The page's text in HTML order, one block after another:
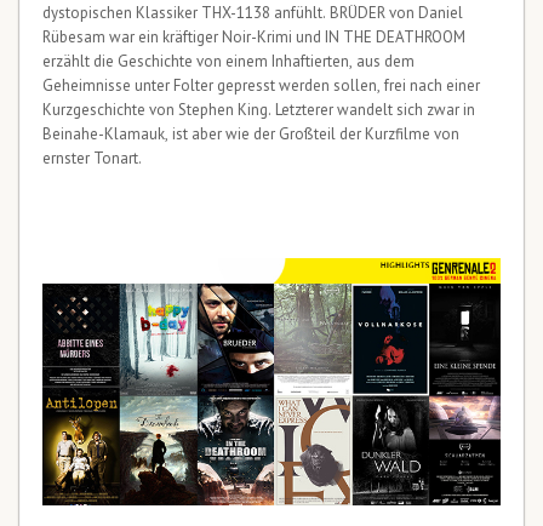
dystopischen Klassiker THX-1138 anfühlt. BRÜDER von Daniel
Rübesam war ein kräftiger Noir-Krimi und IN THE DEATHROOM
erzählt die Geschichte von einem Inhaftierten, aus dem
Geheimnisse unter Folter gepresst werden sollen, frei nach einer
Kurzgeschichte von Stephen King. Letzterer wandelt sich zwar in
Beinahe-Klamauk, ist aber wie der Großteil der Kurzfilme von
ernster Tonart.